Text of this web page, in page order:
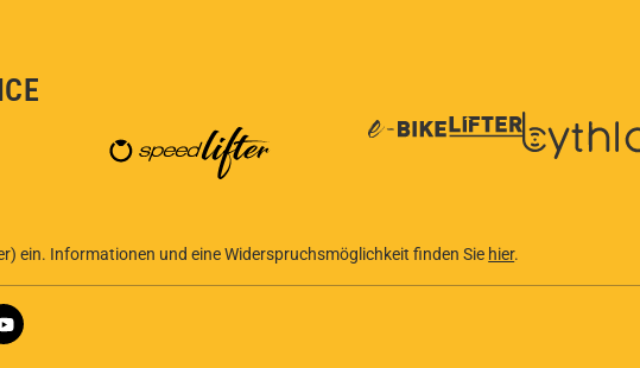
ein. Informationen und eine Widerspruchsmöglichkeit finden Sie hier.